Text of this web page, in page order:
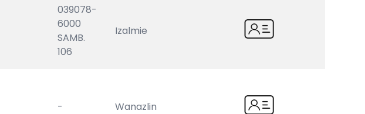
039078-
6000
SAMB.
106
Izalmie
- Wanazlin